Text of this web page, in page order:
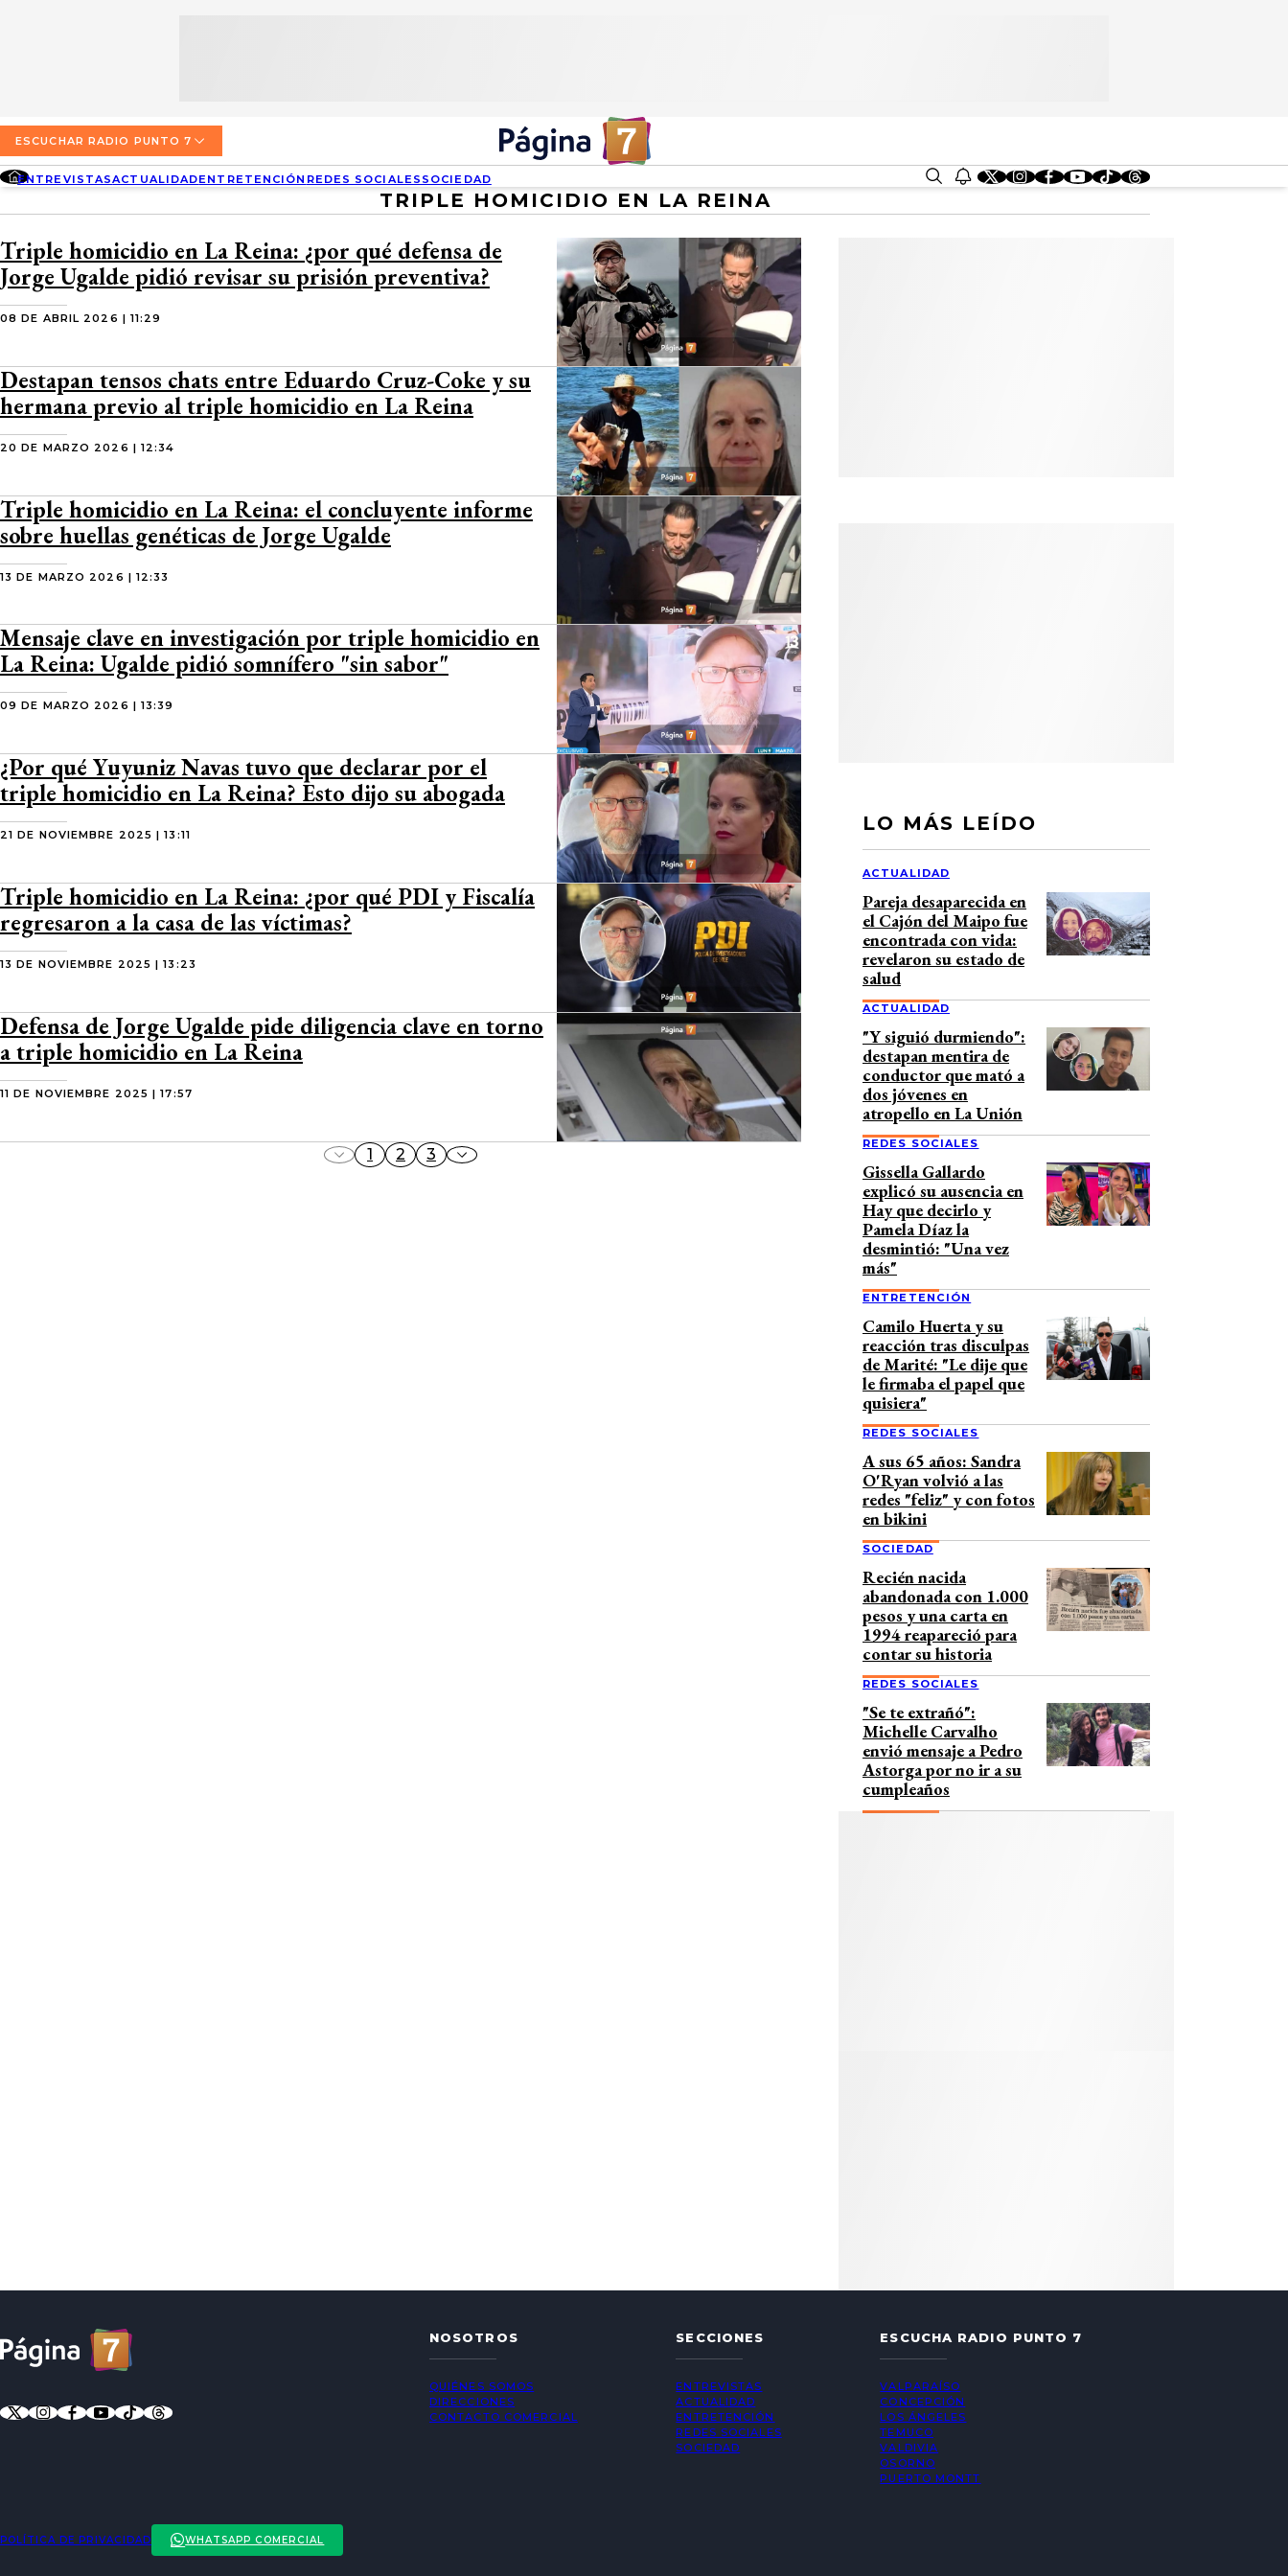
ACTUALIDAD
ENTRETENCIÓN
SOCIEDAD
CONCEPCIÓN
TEMUCO
VALDIVIA
PUERTO MONTT
QUIÉNES SOMOS
DIRECCIONES
CONTACTO COMERCIAL
TARIFAS POLÍTICAS PÁGINA 7
TARIFAS POLÍTICAS RADIO PUNTO 7
POLÍTICA DE PRIVACIDAD
ESCUCHAR RADIO PUNTO 7
ENTREVISTASACTUALIDADENTRETENCIÓN REDES SOCIALES SOCIEDAD
TRIPLE HOMICIDIO EN LA REINA
Triple homicidio en La Reina: ¿por qué defensa de
Jorge Ugalde pidió revisar su prisión preventiva?
08 DE ABRIL 2026 | 11:29
Destapan tensos chats entre Eduardo Cruz-Coke y su
hermana previo al triple homicidio en La Reina
20 DE MARZO 2026 | 12:34
Triple homicidio en La Reina: el concluyente informe
sobre huellas genéticas de Jorge Ugalde
13 DE MARZO 2026 | 12:33
Mensaje clave en investigación por triple homicidio en
La Reina: Ugalde pidió somnífero "sin sabor"
09 DE MARZO 2026 | 13:39
¿Por qué Yuyuniz Navas tuvo que declarar por el
triple homicidio en La Reina? Esto dijo su abogada
21 DE NOVIEMBRE 2025 | 13:11
Triple homicidio en La Reina: ¿por qué PDI y Fiscalía
regresaron a la casa de las víctimas?
13 DE NOVIEMBRE 2025 | 13:23
Defensa de Jorge Ugalde pide diligencia clave en torno
a triple homicidio en La Reina
11 DE NOVIEMBRE 2025 | 17:57
1 2 3
LO MÁS LEÍDO
ACTUALIDAD
Pareja desaparecida en
el Cajón del Maipo fue
encontrada con vida:
revelaron su estado de
salud
ACTUALIDAD
"Y siguió durmiendo":
destapan mentira de
conductor que mató a
dos jóvenes en
atropello en La Unión
REDES SOCIALES
Gissella Gallardo
explicó su ausencia en
Hay que decirlo y
Pamela Díaz la
desmintió: "Una vez
más"
ENTRETENCIÓN
Camilo Huerta y su
reacción tras disculpas
de Marité: "Le dije que
le firmaba el papel que
quisiera"
REDES SOCIALES
A sus 65 años: Sandra
O'Ryan volvió a las
redes "feliz" y con fotos
en bikini
SOCIEDAD
Recién nacida
abandonada con 1.000
pesos y una carta en
1994 reapareció para
contar su historia
REDES SOCIALES
"Se te extrañó":
Michelle Carvalho
envió mensaje a Pedro
Astorga por no ir a su
cumpleaños
NOSOTROS
QUIÉNES SOMOS
DIRECCIONES
CONTACTO COMERCIAL
SECCIONES
ENTREVISTAS
ACTUALIDAD
ENTRETENCIÓN
REDES SOCIALES
SOCIEDAD
ESCUCHA RADIO PUNTO 7
VALPARAÍSO
CONCEPCIÓN
LOS ÁNGELES
TEMUCO
VALDIVIA
OSORNO
PUERTO MONTT
POLÍTICA DE PRIVACIDAD WHATSAPP COMERCIAL